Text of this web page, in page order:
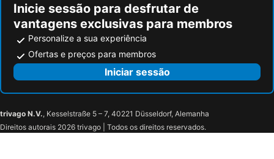
Hôtel Stella
Hôtel Croix des Nordistes
Hôtel Compostelle
Hôtel Angelic
Hôtel Saint Vincent
Carré Py' Hôtel
Garden & City Bagnères-de-Bigorre - Domaine de Ramonjuan
Hotel O Chiroulet
Appart'Hotel - Residence La Closeraie
Hôtel de Nevers
Inicie sessão para desfrutar de
vantagens exclusivas para membros
Personalize a sua experiência
Ofertas e preços para membros
Iniciar sessão
trivago N.V., Kesselstraße 5 – 7, 40221 Düsseldorf, Alemanha
Direitos autorais 2026 trivago | Todos os direitos reservados.